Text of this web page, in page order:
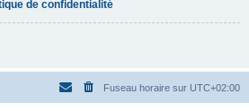
de confidentialité
Fuseau horaire sur UTC+02:00